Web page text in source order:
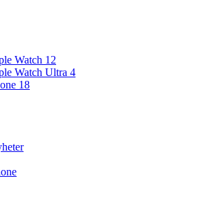
Watch 12
Watch Ultra 4
18